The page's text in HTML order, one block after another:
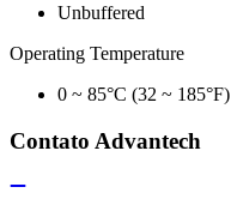
Unbuffered
Operating Temperature
0 ~ 85°C (32 ~ 185°F)
Contato Advantech